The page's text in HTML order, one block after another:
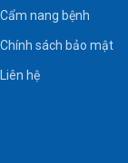
Cẩm nang bệnh
Chính sách bảo mật
Liên hệ